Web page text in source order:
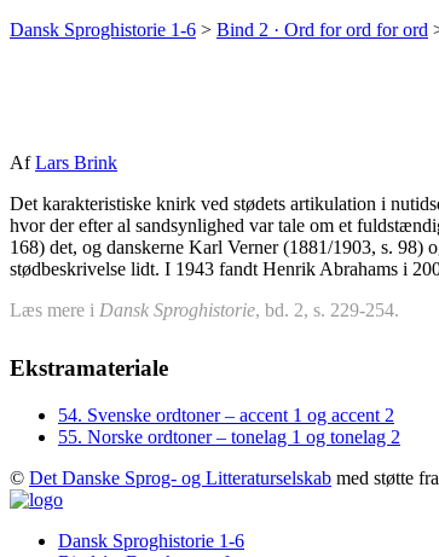
Dansk Sproghistorie 1-6 > Bind 2 · Ord for ord for ord
AfLars Brink
Det karakteristiske knirk ved stødets artikulation i
hvor der efter al sandsynlighed var tale om et
168) det, og danskerne Karl Verner (1881/1903, s. 98)
stødbeskrivelse lidt. I 1943 fandt Henrik Abrahams i
Læs mere i Dansk Sproghistorie, bd. 2, s. 229-254.
Ekstramateriale
54. Svenske ordtoner – accent 1 og accent 2
55. Norske ordtoner – tonelag 1 og tonelag 2
© Det Danske Sprog- og Litteraturselskab med støtte fra
Dansk Sproghistorie 1-6